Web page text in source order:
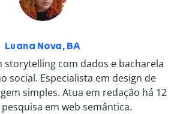
Luana Nova, BA
storytelling com dados e bacharela
social. Especialista em design de
simples. Atua em redação há 12
em web semântica.